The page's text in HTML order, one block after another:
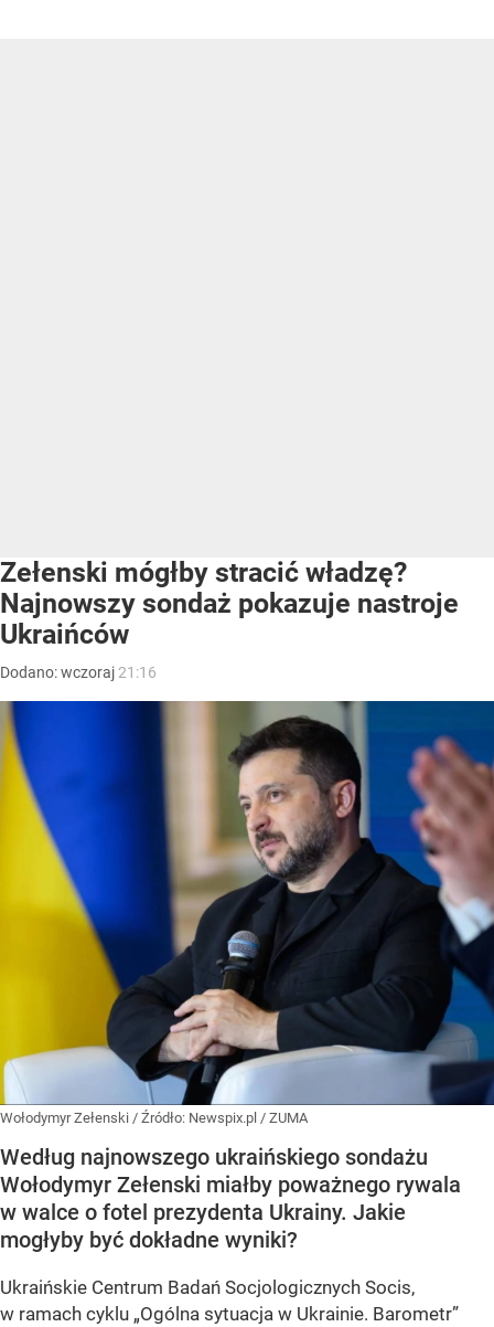
Zełenski mógłby stracić władzę?
Najnowszy sondaż pokazuje nastroje
Ukraińców
Dodano:wczoraj 21:16
Wołodymyr Zełenski / Źródło: Newspix.pl / ZUMA
Według najnowszego ukraińskiego sondażu
Wołodymyr Zełenski miałby poważnego rywala
w walce o fotel prezydenta Ukrainy. Jakie
mogłyby być dokładne wyniki?
Ukraińskie Centrum Badań Socjologicznych Socis,
w ramach cyklu „Ogólna sytuacja w Ukrainie. Barometr”